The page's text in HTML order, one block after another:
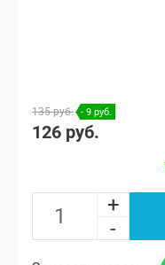
135 руб. - 9 руб.
126 руб.
+
-